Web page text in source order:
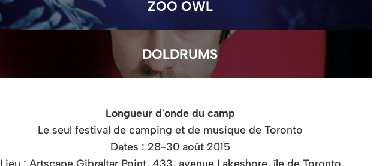
ZOO OWL
DOLDRUMS
Longueur d'onde du camp
Le seul festival de camping et de musique de Toronto
Dates : 28-30 août 2015